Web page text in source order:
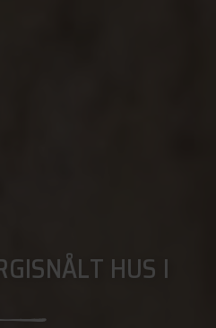
HUS I